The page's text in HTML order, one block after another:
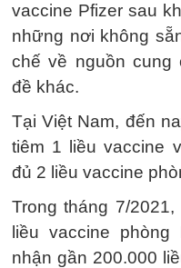
vaccine Pfizer sau
những nơi không
chế về nguồn cung
đề khác.
Tại Việt Nam, đến
tiêm 1 liều vaccine
đủ 2 liều vaccine
Trong tháng 7/
liều vaccine
nhận gần 200.000